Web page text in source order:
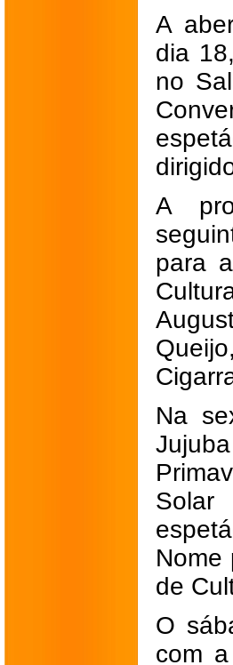
A
dia
no
A
para
Na
Solar
Nome
de
O
com